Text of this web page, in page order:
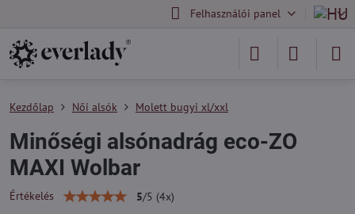
Felhasználói panel
Kezdőlap Női alsók Molett bugyi xl/xxl
Minőségi alsónadrág eco-ZO
MAXI Wolbar
Értékelés 5/5 (4x)